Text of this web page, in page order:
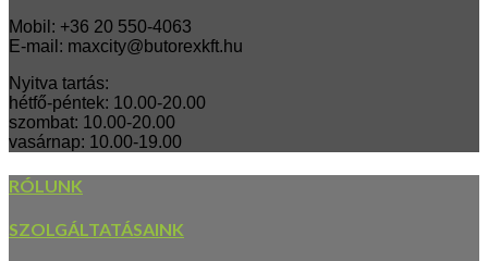
Mobil: +36 20 550-4063
E-mail: maxcity@butorexkft.hu
Nyitva tartás:
hétfő-péntek: 10.00-20.00
szombat: 10.00-20.00
vasárnap: 10.00-19.00
RÓLUNK
SZOLGÁLTATÁSAINK